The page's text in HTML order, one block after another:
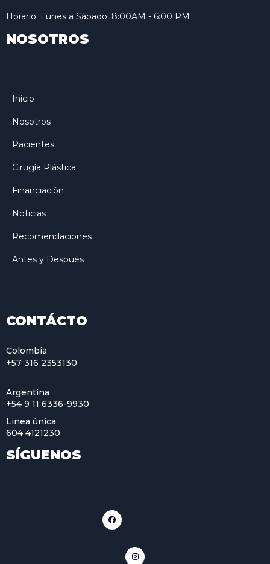
Horario: Lunes a Sábado: 8:00AM - 6:00 PM
NOSOTROS
Inicio
Nosotros
Pacientes
Cirugía Plástica
Financiación
Noticias
Recomendaciones
Antes y Después
CONTÁCTO
Colombia
+57 316 2353130
Argentina
+54 9 11 6336-9930
Linea única
604 4121230
SÍGUENOS